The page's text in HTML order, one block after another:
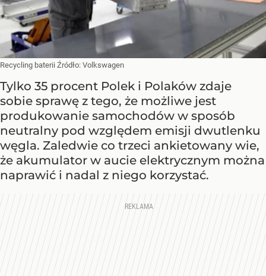
Recycling baterii Źródło: Volkswagen
Tylko 35 procent Polek i Polaków zdaje
sobie sprawę z tego, że możliwe jest
produkowanie samochodów w sposób
neutralny pod względem emisji dwutlenku
węgla. Zaledwie co trzeci ankietowany wie,
że akumulator w aucie elektrycznym można
naprawić i nadal z niego korzystać.